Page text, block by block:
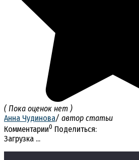
( Пока оценок нет )
Анна Чудинова/ автор статьи
Комментарии0 Поделиться:
Загрузка ...